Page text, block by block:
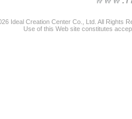
Ideal Creation Center Co., Ltd. All Rights
Use of this Web site constitutes